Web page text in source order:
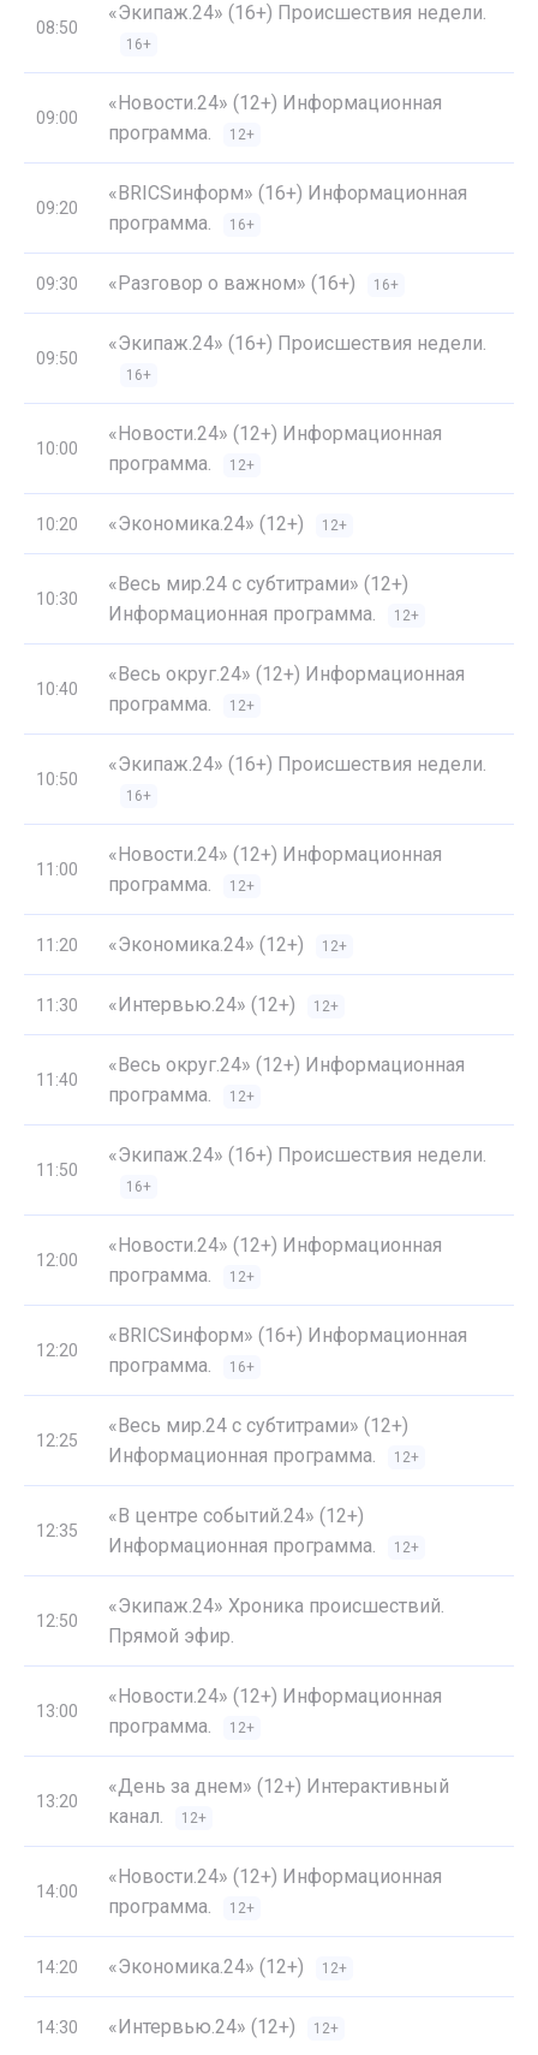
08:50
«Экипаж.24» (16+) Происшествия недели.
16+
09:00
«Новости.24» (12+) Информационная
программа.
12+
09:20
«BRICSинформ» (16+) Информационная
программа.
16+
09:30 «Разговор о важном» (16+) 16+
09:50
«Экипаж.24» (16+) Происшествия недели.
16+
10:00
«Новости.24» (12+) Информационная
программа.
12+
10:20 «Экономика.24» (12+) 12+
10:30
«Весь мир.24 с субтитрами» (12+)
Информационная программа.
12+
10:40
«Весь округ.24» (12+) Информационная
программа.
12+
10:50
«Экипаж.24» (16+) Происшествия недели.
16+
11:00
«Новости.24» (12+) Информационная
программа.
12+
11:20 «Экономика.24» (12+) 12+
11:30 «Интервью.24» (12+) 12+
11:40
«Весь округ.24» (12+) Информационная
программа.
12+
11:50
«Экипаж.24» (16+) Происшествия недели.
16+
12:00
«Новости.24» (12+) Информационная
программа.
12+
12:20
«BRICSинформ» (16+) Информационная
программа.
16+
12:25
«Весь мир.24 с субтитрами» (12+)
Информационная программа.
12+
12:35
«В центре событий.24» (12+)
Информационная программа.
12+
12:50
«Экипаж.24» Хроника происшествий.
Прямой эфир.
13:00
«Новости.24» (12+) Информационная
программа.
12+
13:20
«День за днем» (12+) Интерактивный
канал.
12+
14:00
«Новости.24» (12+) Информационная
программа.
12+
14:20 «Экономика.24» (12+) 12+
14:30 «Интервью.24» (12+) 12+